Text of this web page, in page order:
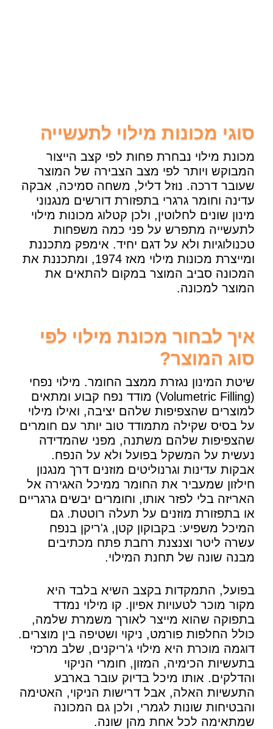
סוגי מכונות מילוי לתעשייה
מכונת מילוי נבחרת פחות לפי קצב הייצור
המבוקש ויותר לפי מצב הצבירה של המוצר
שעובר דרכה. נוזל דליל, משחה סמיכה, אבקה
עדינה וחומר גרגרי בתפזורת דורשים מנגנוני
מינון שונים לחלוטין, ולכן קטלוג מכונות מילוי
לתעשייה מתפרש על פני כמה משפחות
טכנולוגיות ולא על דגם יחיד. אימפק מתכננת
ומייצרת מכונות מילוי מאז 1974, ומתכננת את
המכונה סביב המוצר במקום להתאים את
המוצר למכונה.
איך לבחור מכונת מילוי לפי
סוג המוצר?
שיטת המינון נגזרת ממצב החומר. מילוי נפחי
(Volumetric Filling) מודד נפח קבוע ומתאים
למוצרים שהצפיפות שלהם יציבה, ואילו מילוי
על בסיס שקילה מתמודד טוב יותר עם חומרים
שהצפיפות שלהם משתנה, מפני שהמדידה
נעשית על המשקל בפועל ולא על הנפח.
אבקות עדינות וגרנוליטים מוזנים דרך מנגנון
חילזון שמעביר את החומר ממיכל האגירה אל
האריזה בלי לפזר אותו, וחומרים יבשים גרגריים
או בתפזורת מוזנים על תעלה רוטטת. גם
המיכל משפיע: בקבוקון קטן, ג'ריקן בנפח
עשרה ליטר וצנצנת רחבת פתח מכתיבים
מבנה שונה של תחנת המילוי.
בפועל, התמקדות בקצב השיא בלבד היא
מקור מוכר לטעויות אפיון. קו מילוי נמדד
בתפוקה שהוא מייצר לאורך משמרת שלמה,
כולל החלפות פורמט, ניקוי ושטיפה בין מוצרים.
דוגמה מוכרת היא מילוי ג'ריקנים, שלב מרכזי
בתעשיות הכימיה, המזון, חומרי הניקוי
והדלקים. אותו מיכל בדיוק עובר בארבע
התעשיות האלה, אבל דרישות הניקוי, האטימה
והבטיחות שונות לגמרי, ולכן גם המכונה
שמתאימה לכל אחת מהן שונה.